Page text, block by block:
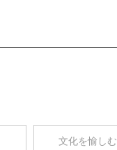
文化を愉しむ